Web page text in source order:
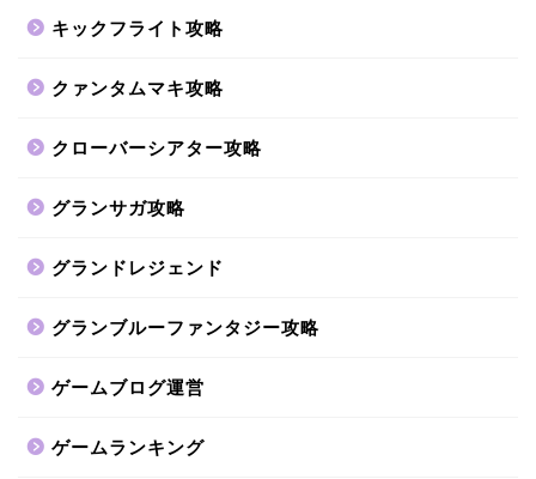
キックフライト攻略
クァンタムマキ攻略
クローバーシアター攻略
グランサガ攻略
グランドレジェンド
グランブルーファンタジー攻略
ゲームブログ運営
ゲームランキング